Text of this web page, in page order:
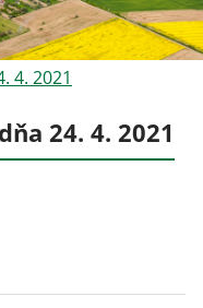
4. 2021
24. 4. 2021